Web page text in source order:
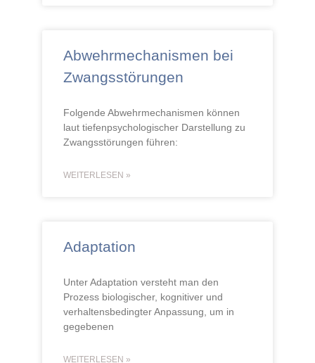
Abwehrmechanismen bei
Zwangsstörungen
Folgende Abwehrmechanismen können
laut tiefenpsychologischer Darstellung zu
Zwangsstörungen führen:
WEITERLESEN »
Adaptation
Unter Adaptation versteht man den
Prozess biologischer, kognitiver und
verhaltensbedingter Anpassung, um in
gegebenen
WEITERLESEN »